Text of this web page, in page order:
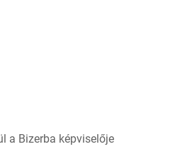
a Bizerba képviselője